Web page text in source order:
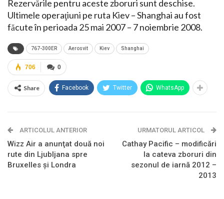
Rezervările pentru aceste zboruri sunt deschise.
Ultimele operaţiuni pe ruta Kiev – Shanghai au fost
făcute în perioada 25 mai 2007 – 7 noiembrie 2008.
767-300ER Aerosvit Kiev Shanghai
0
706
Share Facebook Twitter WhatsApp
ARTICOLUL ANTERIOR
Wizz Air a anunţat două noi
rute din Ljubljana spre
Bruxelles şi Londra
URMATORUL ARTICOL
Cathay Pacific – modificări
la cateva zboruri din
sezonul de iarnă 2012 –
2013